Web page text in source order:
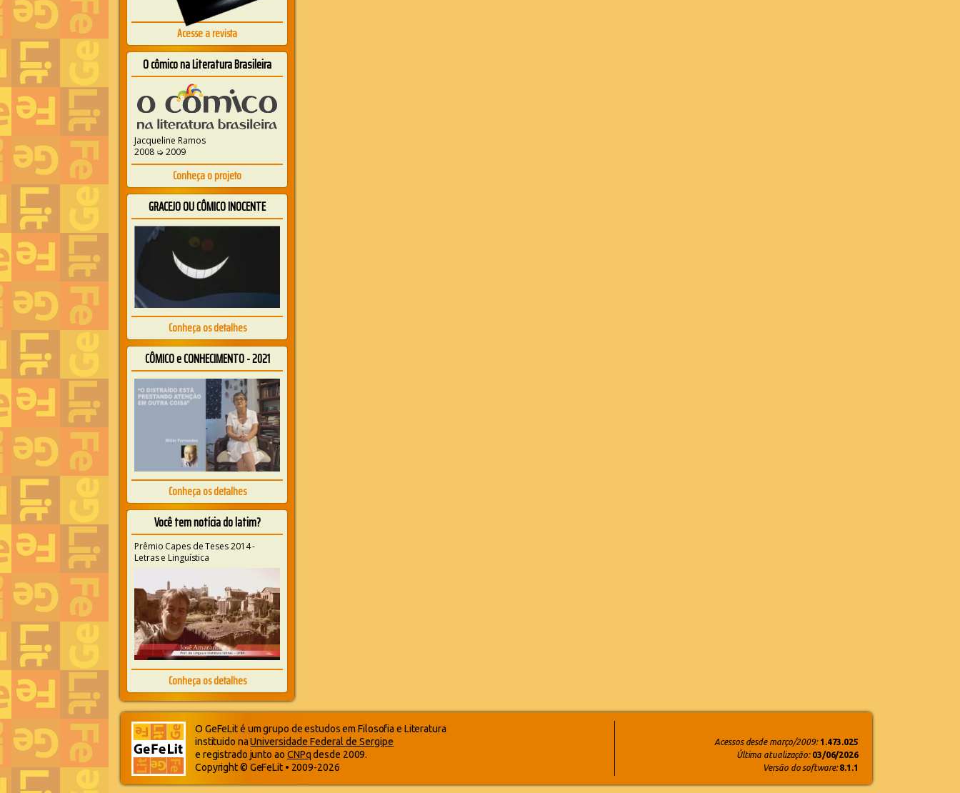
Acesse a revista
O cômico na Literatura Brasileira
Jacqueline Ramos
2008 ➭ 2009
Conheça o projeto
GRACEJO OU CÔMICO INOCENTE
Conheça os detalhes
CÔMICO e CONHECIMENTO - 2021
Conheça os detalhes
Você tem notícia do latim?
Prêmio Capes de Teses 2014 -
Letras e Linguística
Conheça os detalhes
O GeFeLit é um grupo de estudos em Filosofia e Literatura
instituido naUniversidade Federal de Sergipe
e registrado junto ao CNPqdesde 2009.
Copyright © GeFeLit • 2009-2026
Acessos desde março/2009: 1.473.025
Última atualização: 03/06/2026
Versão do software: 8.1.1